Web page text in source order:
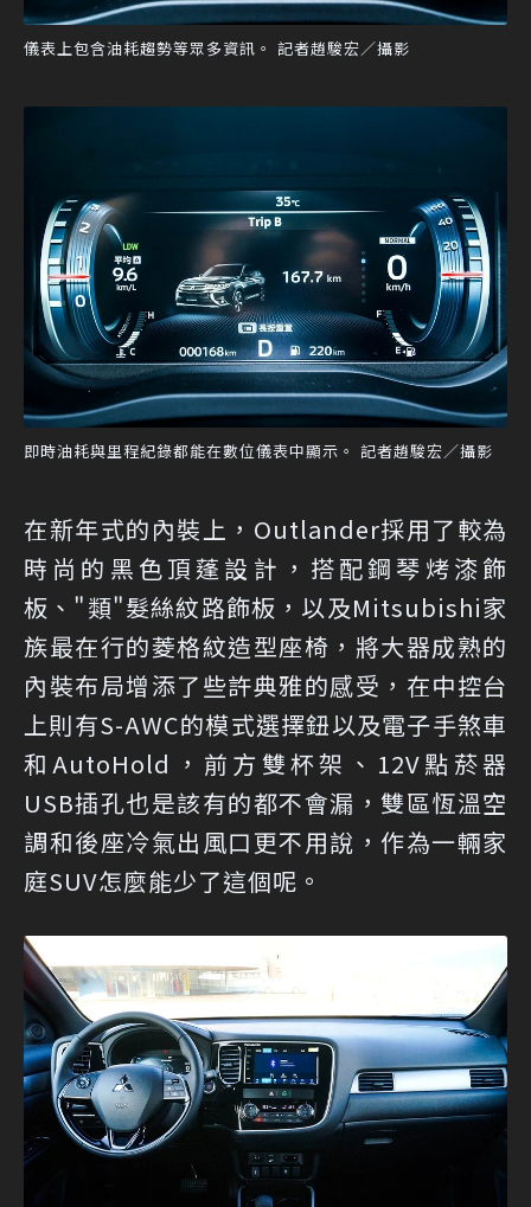
儀表上包含油耗趨勢等眾多資訊。 記者趙駿宏／攝影
即時油耗與里程紀錄都能在數位儀表中顯示。 記者趙駿宏／攝影
在新年式的內裝上，Outlander採用了較為
時尚的黑色頂蓬設計，搭配鋼琴烤漆飾
板、"類"髮絲紋路飾板，以及Mitsubishi家
族最在行的菱格紋造型座椅，將大器成熟的
內裝布局增添了些許典雅的感受，在中控台
上則有S-AWC的模式選擇鈕以及電子手煞車
和AutoHold，前方雙杯架、12V點菸器
USB插孔也是該有的都不會漏，雙區恆溫空
調和後座冷氣出風口更不用說，作為一輛家
庭SUV怎麼能少了這個呢。